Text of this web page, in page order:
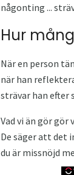
någonting ...
Hur
När en person
när han
strävar han efter
Vad vi än gör
De säger att det
du är missnöjd